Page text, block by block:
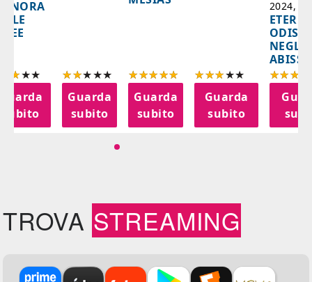
subito
Guarda
subito
Guarda
subito
Guarda
subito
2024,
NEGLI
ABISSI
TROVA STREAMING